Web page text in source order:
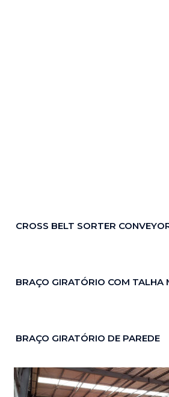
CROSS BELT SORTER
BRAÇO GIRATÓRIO COM TALHA
BRAÇO GIRATÓRIO DE PAREDE